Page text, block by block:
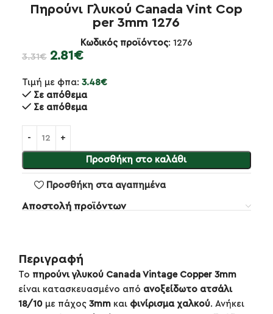
Πηρούνι Γλυκού Canada Vint Cop
per 3mm 1276
Κωδικός προϊόντος: 1276
3.31€ 2.81€
Τιμή με φπα: 3.48€
Σε απόθεμα
Σε απόθεμα
Προσθήκη στο καλάθι
Προσθήκη στα αγαπημένα
Αποστολή προϊόντων
Περιγραφή
Το πηρούνι γλυκού Canada Vintage Copper 3mm
είναι κατασκευασμένο από ανοξείδωτο ατσάλι
18/10 με πάχος 3mm και φινίρισμα χαλκού. Ανήκει